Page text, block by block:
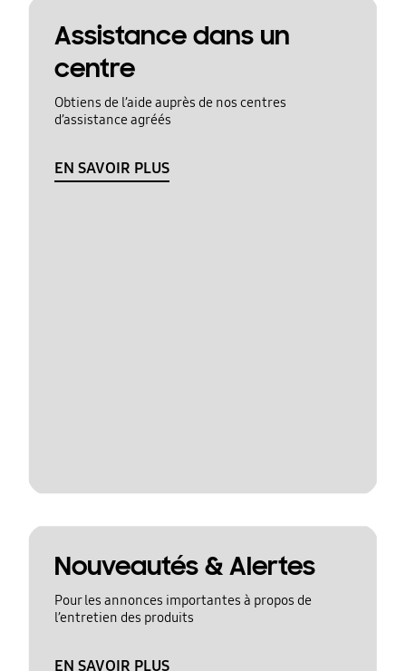
Assistance dans un
centre
Obtiens de l’aide auprès de nos centres
d’assistance agréés
EN SAVOIR PLUS
Nouveautés & Alertes
Pour les annonces importantes à propos de
l’entretien des produits
EN SAVOIR PLUS